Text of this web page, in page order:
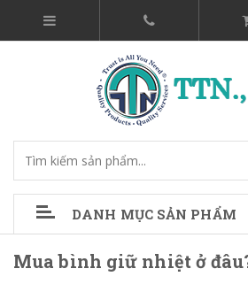
DANH MỤC SẢN PHẨM
Mua bình giữ nhiệt ở